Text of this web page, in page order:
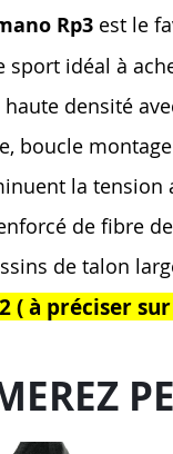
Rp3 est le
sport idéal à
densité
boucle
la
de fibre
de talon
( à préciser